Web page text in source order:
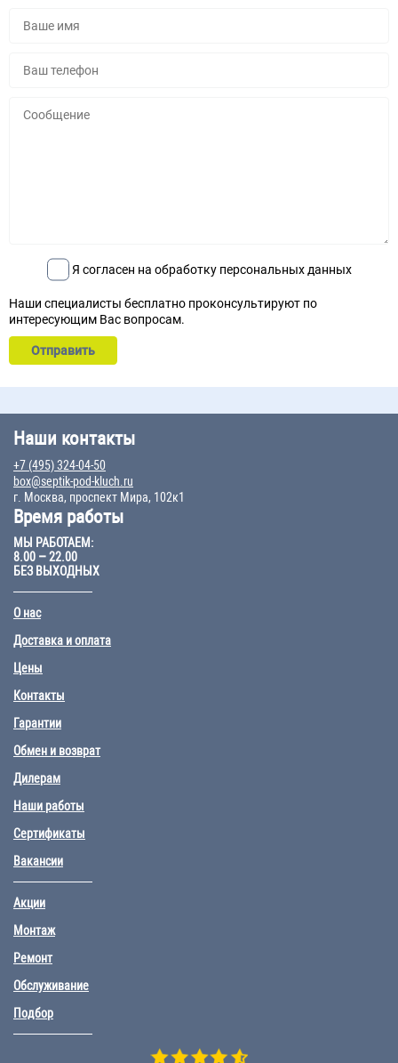
Я согласен на обработку персональных данных
Наши специалисты бесплатно проконсультируют по
интересующим Вас вопросам.
Наши контакты
+7 (495) 324-04-50
box@septik-pod-kluch.ru
г. Москва, проспект Мира, 102к1
Время работы
МЫ РАБОТАЕМ:
8.00 – 22.00
БЕЗ ВЫХОДНЫХ
О нас
Доставка и оплата
Цены
Контакты
Гарантии
Обмен и возврат
Дилерам
Наши работы
Сертификаты
Вакансии
Акции
Монтаж
Ремонт
Обслуживание
Подбор